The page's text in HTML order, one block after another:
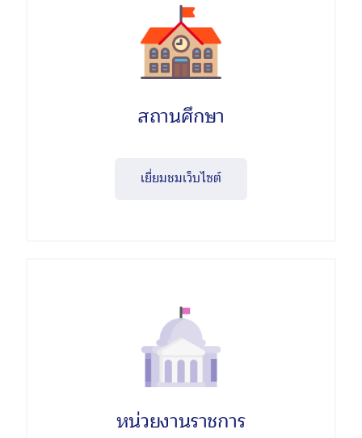
สถานศึกษา
เยี่ยมชมเว็บไซต์
หน่วยงานราชการ